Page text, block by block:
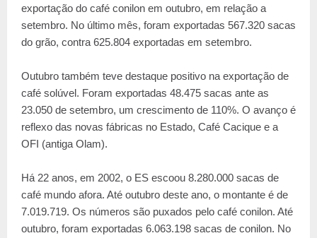
exportação do café conilon em outubro, em relação a
setembro. No último mês, foram exportadas 567.320 sacas
do grão, contra 625.804 exportadas em setembro.
Outubro também teve destaque positivo na exportação de
café solúvel. Foram exportadas 48.475 sacas ante as
23.050 de setembro, um crescimento de 110%. O avanço é
reflexo das novas fábricas no Estado, Café Cacique e a
OFI (antiga Olam).
Há 22 anos, em 2002, o ES escoou 8.280.000 sacas de
café mundo afora. Até outubro deste ano, o montante é de
7.019.719. Os números são puxados pelo café conilon. Até
outubro, foram exportadas 6.063.198 sacas de conilon. No